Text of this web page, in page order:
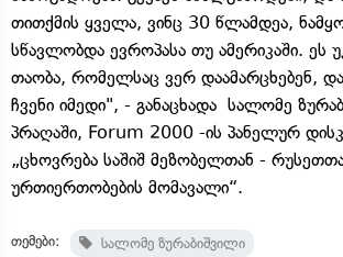
თითქმის ყველა, ვინც 30 წლამდეა,
სწავლობდა ევროპასა თუ ამერიკაში. ეს
თაობა, რომელსაც ვერ დაამარცხებენ,
ჩვენი იმედი", - განაცხადა სალომე
პრაღაში, Forum 2000 -ის პანელურ
„ცხოვრება საშიშ მეზობელთან -
ურთიერთობების მომავალი“.
თემები: სალომე ზურაბიშვილი